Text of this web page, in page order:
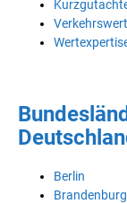
Berlin
Brandenburg